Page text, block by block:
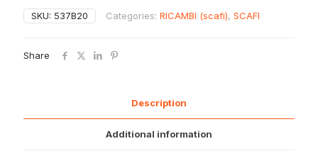
prua
quantity
SKU: 537B20 Categories: RICAMBI (scafi), SCAFI
Share
Description
Additional information